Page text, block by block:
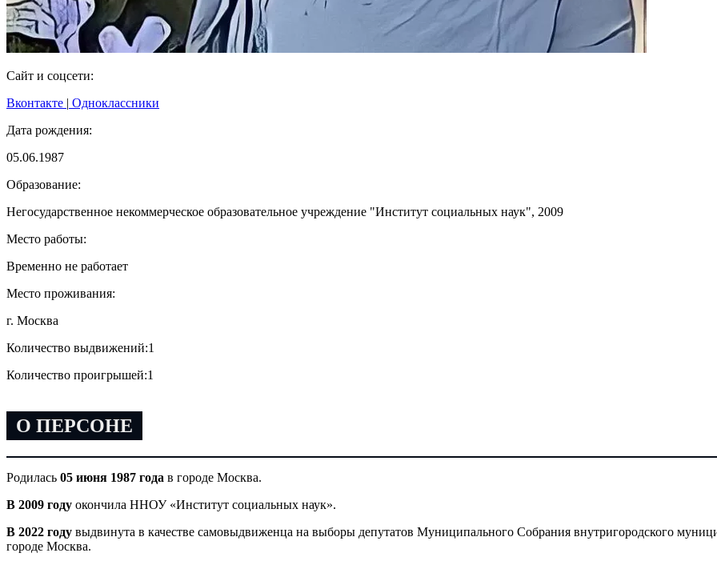
Сайт и соцсети:
Вконтакте | Одноклассники
Дата рождения:
05.06.1987
Образование:
Негосударственное некоммерческое образовательное учреждение "Институт социальных наук", 2009
Место работы:
Временно не работает
Место проживания:
г. Москва
Количество выдвижений:1
Количество проигрышей:1
О ПЕРСОНЕ
Родилась 05 июня 1987 года в городе Москва.
В 2009 году окончила ННОУ «Институт социальных наук».
В 2022 году выдвинута в качестве самовыдвиженца на выборы депутатов Муниципального Собрания внутригородского
городе Москва.